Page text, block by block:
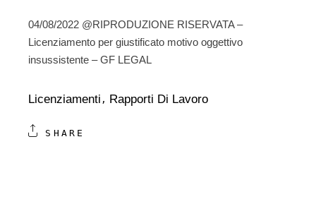
04/08/2022 @RIPRODUZIONE RISERVATA –
Licenziamento per giustificato motivo oggettivo
insussistente – GF LEGAL
Licenziamenti Rapporti Di Lavoro
SHARE